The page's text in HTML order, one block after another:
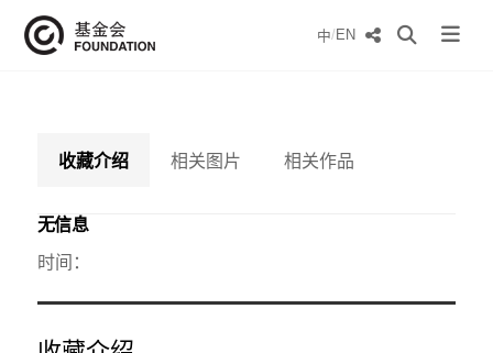
中/EN
收藏介绍 相关图片 相关作品
无信息
时间：